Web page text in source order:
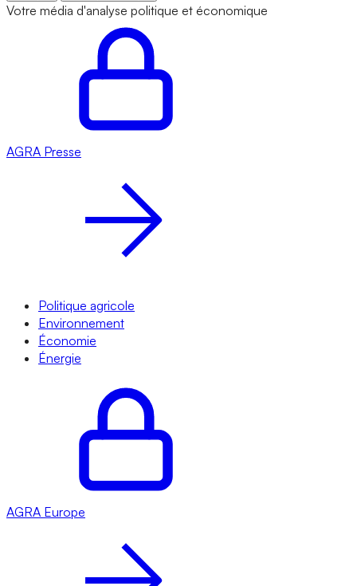
Votre média d'analyse politique et économique
AGRA Presse
Politique agricole
Environnement
Économie
Énergie
AGRA Europe